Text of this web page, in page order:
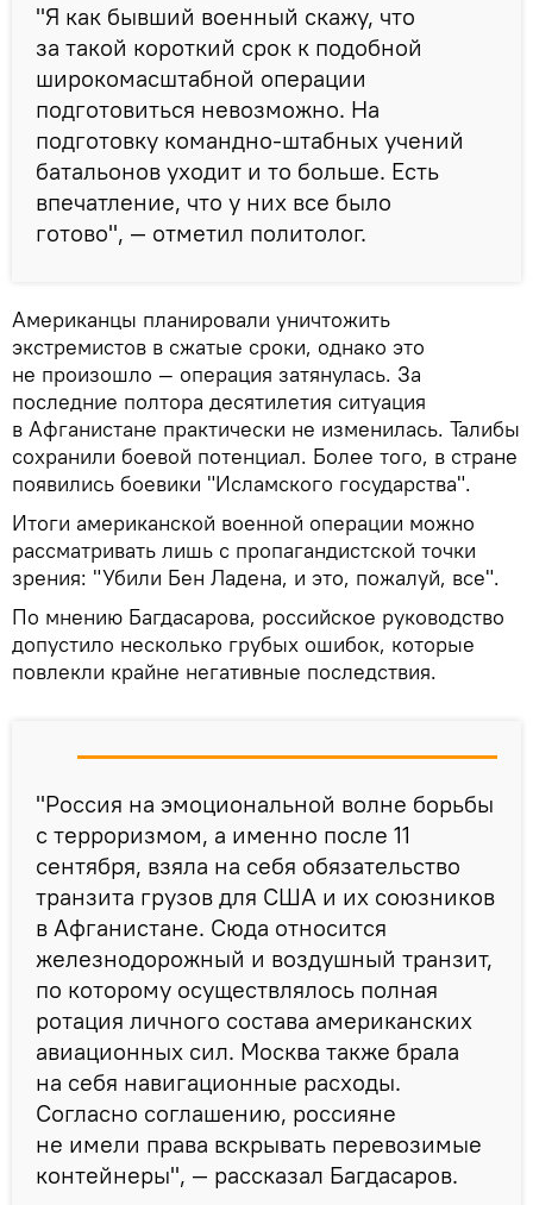
"Я как бывший военный скажу, что
за такой короткий срок к подобной
широкомасштабной операции
подготовиться невозможно. На
подготовку командно-штабных учений
батальонов уходит и то больше. Есть
впечатление, что у них все было
готово", — отметил политолог.
Американцы планировали уничтожить
экстремистов в сжатые сроки, однако это
не произошло — операция затянулась. За
последние полтора десятилетия ситуация
в Афганистане практически не изменилась. Талибы
сохранили боевой потенциал. Более того, в стране
появились боевики "Исламского государства".
Итоги американской военной операции можно
рассматривать лишь с пропагандистской точки
зрения: "Убили Бен Ладена, и это, пожалуй, все".
По мнению Багдасарова, российское руководство
допустило несколько грубых ошибок, которые
повлекли крайне негативные последствия.
"Россия на эмоциональной волне борьбы
с терроризмом, а именно после 11
сентября, взяла на себя обязательство
транзита грузов для США и их союзников
в Афганистане. Сюда относится
железнодорожный и воздушный транзит,
по которому осуществлялось полная
ротация личного состава американских
авиационных сил. Москва также брала
на себя навигационные расходы.
Согласно соглашению, россияне
не имели права вскрывать перевозимые
контейнеры", — рассказал Багдасаров.